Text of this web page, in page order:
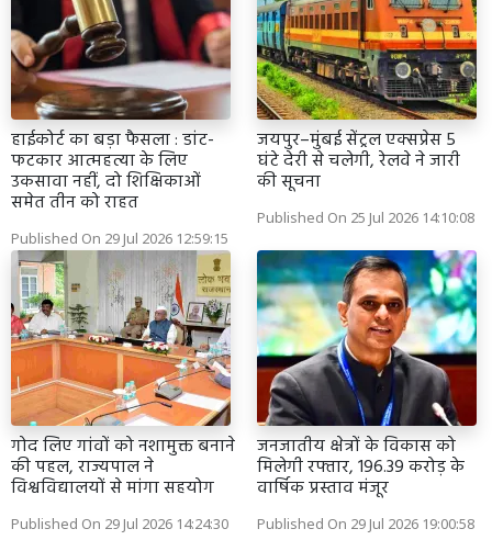
हाईकोर्ट का बड़ा फैसला : डांट-
फटकार आत्महत्या के लिए
उकसावा नहीं, दो शिक्षिकाओं
समेत तीन को राहत
Published On 29 Jul 2026 12:59:15
जयपुर–मुंबई सेंट्रल एक्सप्रेस 5
घंटे देरी से चलेगी, रेलवे ने जारी
की सूचना
Published On 25 Jul 2026 14:10:08
गोद लिए गांवों को नशामुक्त बनाने
की पहल, राज्यपाल ने
विश्वविद्यालयों से मांगा सहयोग
Published On 29 Jul 2026 14:24:30
जनजातीय क्षेत्रों के विकास को
मिलेगी रफ्तार, 196.39 करोड़ के
वार्षिक प्रस्ताव मंजूर
Published On 29 Jul 2026 19:00:58